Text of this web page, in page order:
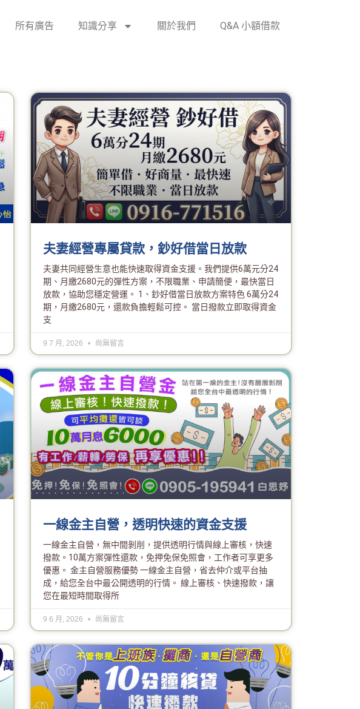
所有廣告 知識分享 關於我們 Q&A 小額借款
夫妻經營專屬貸款，鈔好借當日放款
夫妻共同經營生意也能快速取得資金支援。我們提供6萬元分24
期、月繳2680元的彈性方案，不限職業、申請簡便，最快當日
放款，協助您穩定營運。 1、鈔好借當日放款方案特色 6萬分24
期，月繳2680元，還款負擔輕鬆可控。 當日撥款立即取得資金
支
9 7 月, 2026 尚無留言
一線金主自營，透明快速的資金支援
一線金主自營，無中間剝削，提供透明行情與線上審核，快速
撥款。10萬方案彈性還款，免押免保免照會，工作者可享更多
優惠。 金主自營服務優勢 一線金主自營，省去仲介或平台抽
成，給您全台中最公開透明的行情。 線上審核、快速撥款，讓
您在最短時間取得所
9 6 月, 2026 尚無留言